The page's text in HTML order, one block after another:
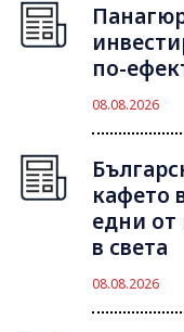
по-
08.08.2026
кафето
едни от
в света
08.08.2026